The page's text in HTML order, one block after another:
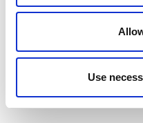
Use
Grästorp
Grästorp sedan 2007